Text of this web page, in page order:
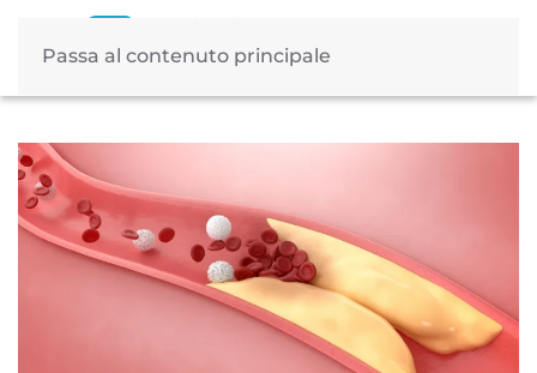
Passa al contenuto principale
Tag:integratori colesterolo